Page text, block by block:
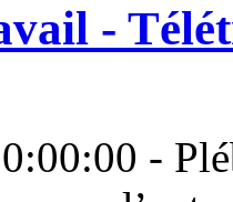
-
-